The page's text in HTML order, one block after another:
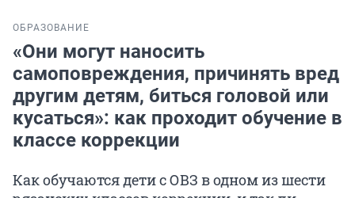
ОБРАЗОВАНИЕ
«Они могут наносить
самоповреждения, причинять вред
другим детям, биться головой или
кусаться»: как проходит обучение в
классе коррекции
Как обучаются дети с ОВЗ в одном из шести